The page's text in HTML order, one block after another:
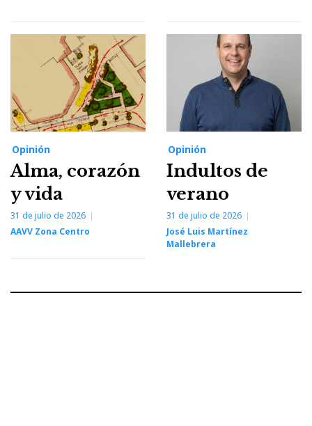
Opinión
Alma, corazón
y vida
31 de julio de 2026
AAVV Zona Centro
Opinión
Indultos de
verano
31 de julio de 2026
José Luis Martínez
Mallebrera